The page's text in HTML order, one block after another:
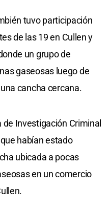
tuvo participación
de las 19 en Cullen y
un grupo de
gaseosas luego de
cancha cercana.
Investigación Criminal
habían estado
ubicada a pocas
en un comercio